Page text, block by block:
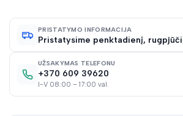
PRISTATYMO INFORMACIJA
Pristatysime penktadienį,
UŽSAKYMAS TELEFONU
+370 609 39620
I-V 08:00 – 17:00 val.